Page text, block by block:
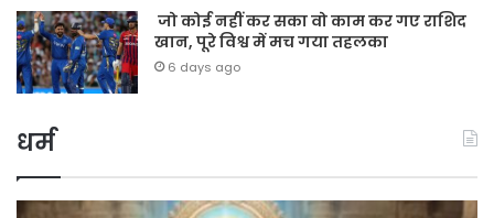
जो कोई नहीं कर सका वो काम कर गए राशिद
खान, पूरे विश्व में मच गया तहलका
6 days ago
धर्म